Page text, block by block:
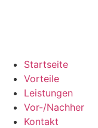
Startseite
Vorteile
Leistungen
Vor-/Nachher
Kontakt